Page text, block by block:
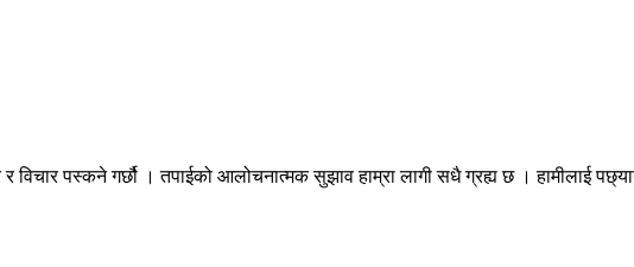
विचार पस्कने गर्छौ । तपाईको आलोचनात्मक सुझाव हाम्रा लागी सधै ग्रह्य छ । हामीलाई